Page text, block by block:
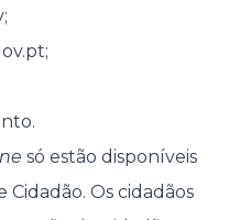
só estão disponíveis
Os cidadãos